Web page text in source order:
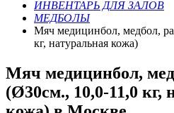
ИНВЕНТАРЬ ДЛЯ ЗАЛОВ
МЕДБОЛЫ
Мяч медицинбол, медбол,
кг, натуральная кожа)
Мяч медицинбол,
(Ø30см., 10,0-11,0 кг,